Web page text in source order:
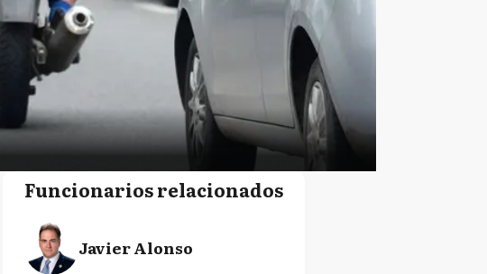
Funcionarios relacionados
Javier Alonso